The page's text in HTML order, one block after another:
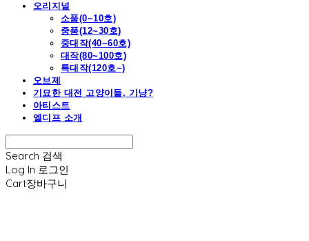
오리지널
소품(0~10호)
중품(12~30호)
중대작(40~60호)
대작(80~100호)
특대작(120호~)
오브제
기묘한 대전 고양이들, 기냥?
아티스트
엘디프 소개
Search 검색
Log In 로그인
Cart장바구니